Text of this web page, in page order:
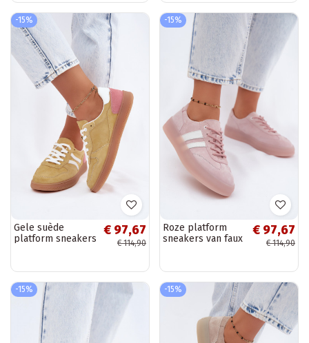
-15%
Gele suède
platform sneakers
€ 97,67
€ 114,90
-15%
Roze platform
sneakers van faux
€ 97,67
€ 114,90
-15% -15%